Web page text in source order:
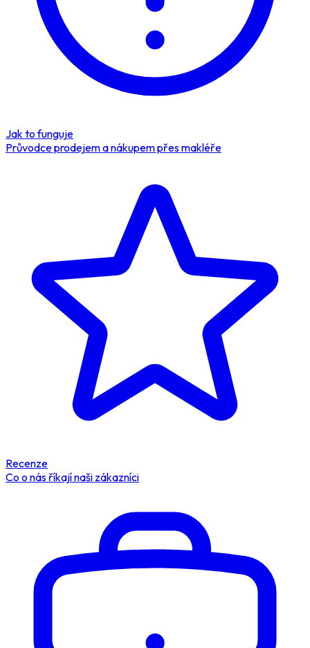
Jak to funguje
Průvodce prodejem a nákupem přes makléře
Recenze
Co o nás říkají naši zákazníci